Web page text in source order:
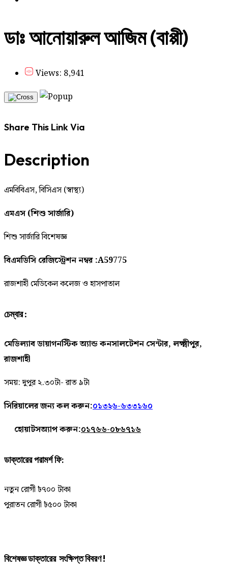
ডাঃ আনোয়ারুল আজিম (বাপ্পী)
Views: 8,941
Share This Link Via
Description
এমবিবিএস, বিসিএস (স্বাস্থ্য)
এমএস (শিশু সার্জারি)
শিশু সার্জারি বিশেষজ্ঞ
বিএমডিসি রেজিস্ট্রেশন নম্বর :A59775
রাজশাহী মেডিকেল কলেজ ও হাসপাতাল
চেম্বার :
মেডিল্যাব ডায়াগনস্টিক অ্যান্ড কনসালটেশন সেন্টার, লক্ষ্মীপুর,
রাজশাহী
সময়: দুপুর ২.৩০টা- রাত ৯টা
সিরিয়ালের জন্য কল করুন:০১৩২৬-৬৩৩১৬০
হোয়াটসঅ্যাপ করুন:০১৭৬৬-০৮৬৭১৬
ডাক্তারের পরামর্শ ফি:
নতুন রোগী ৳৭০০ টাকা
পুরাতন রোগী ৳৫০০ টাকা
বিশেষজ্ঞ ডাক্তারের সংক্ষিপ্ত বিবরণ !